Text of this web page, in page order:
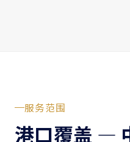
服务范围
港口覆盖 —